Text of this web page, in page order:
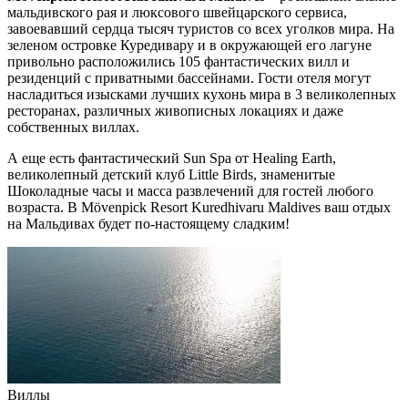
мальдивского рая и люксового швейцарского сервиса,
завоевавший сердца тысяч туристов со всех уголков мира. На
зеленом островке Куредивару и в окружающей его лагуне
привольно расположились 105 фантастических вилл и
резиденций с приватными бассейнами. Гости отеля могут
насладиться изысками лучших кухонь мира в 3 великолепных
ресторанах, различных живописных локациях и даже
собственных виллах.
А еще есть фантастический Sun Spa от Healing Earth,
великолепный детский клуб Little Birds, знаменитые
Шоколадные часы и масса развлечений для гостей любого
возраста. В Mövenpick Resort Kuredhivaru Maldives ваш отдых
на Мальдивах будет по-настоящему сладким!
Виллы